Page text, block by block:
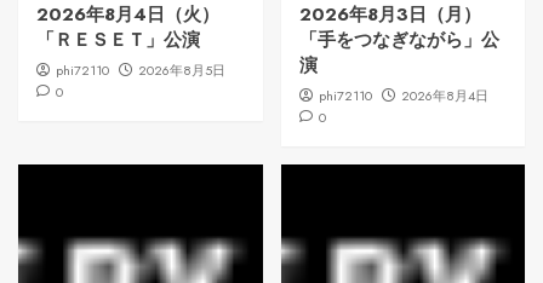
2026年8月4日（火）
「ＲＥＳＥＴ」公演
phi72110
2026年8月5日
0
2026年8月3日（月）
「手をつなぎながら」公
演
phi72110
2026年8月4日
0